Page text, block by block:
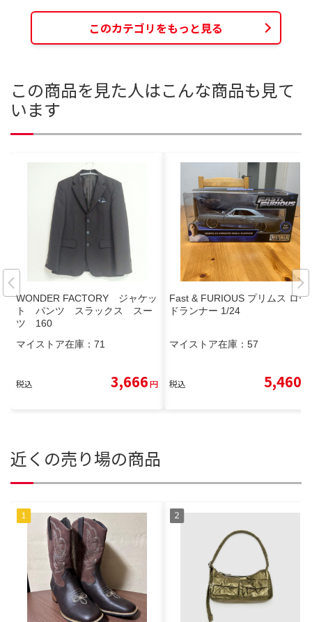
このカテゴリをもっと見る
この商品を見た人はこんな商品も見て
います
WONDER FACTORY ジャケッ
ト パンツ スラックス スー
ツ 160
マイストア在庫： 71
税込 3,666円
Fast & FURIOUS プリムス ロー
ドランナー 1/24
マイストア在庫： 57
税込 5,460
近くの売り場の商品